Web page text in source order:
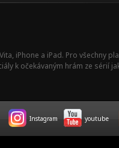
iPhone a iPad. Pro všechny
k očekávaným hrám ze sérií
Instagram youtube